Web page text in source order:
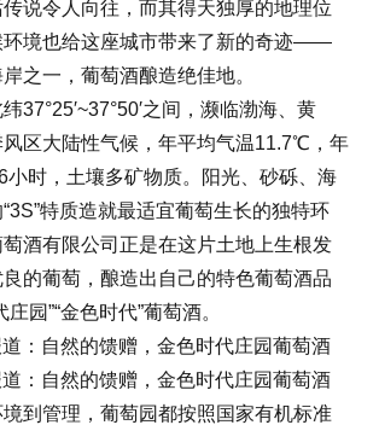
说令人向往，而其得天独厚的地理位
环境也给这座城市带来了新的奇迹——
之一，葡萄酒酿造绝佳地。
之间，濒临渤海、黄
区大陆性气候，年平均气温11.7℃，年
小时，土壤多矿物质。阳光、砂砾、海
特质造就最适宜葡萄生长的独特环
酒有限公司正是在这片土地上生根发
的葡萄，酿造出自己的特色葡萄酒品
园”“金色时代”葡萄酒。
管理，葡萄园都按照国家有机标准